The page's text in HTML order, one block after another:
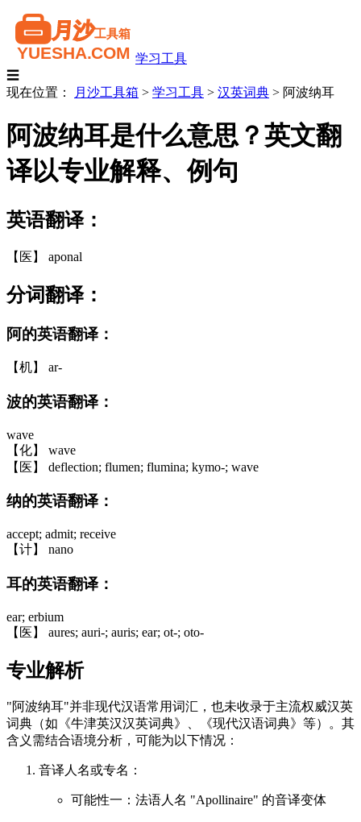
学习工具
☰
现在位置：
月沙工具箱 > 学习工具 > 汉英词典 > 阿波纳耳
阿波纳耳是什么意思？英文翻
译以专业解释、例句
英语翻译：
【医】 aponal
分词翻译：
阿的英语翻译：
【机】 ar-
波的英语翻译：
wave
【化】 wave
【医】 deflection; flumen; flumina; kymo-; wave
纳的英语翻译：
accept; admit; receive
【计】 nano
耳的英语翻译：
ear; erbium
【医】 aures; auri-; auris; ear; ot-; oto-
专业解析
"阿波纳耳"并非现代汉语常用词汇，也未收录于主流权威汉英
词典（如《牛津英汉汉英词典》、《现代汉语词典》等）。其
含义需结合语境分析，可能为以下情况：
音译人名或专名：
可能性一：法语人名 "Apollinaire" 的音译变体